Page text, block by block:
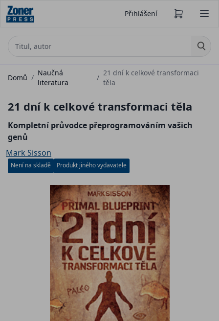
Přihlášení
Domů /
Naučná
literatura
/
21 dní k celkové transformaci
těla
21 dní k celkové transformaci těla
Kompletní průvodce přeprogramováním vašich
genů
Mark Sisson
Není na skladě Produkt jiného vydavatele